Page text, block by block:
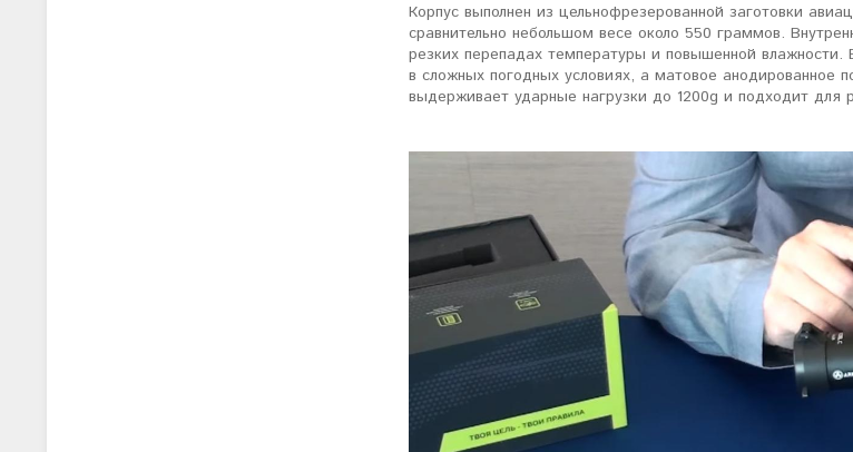
Корпус выполнен из цельнофрезерованной заготовки
сравнительно небольшом весе около 550 граммов.
резких перепадах температуры и повышенной
в сложных погодных условиях, а матовое анодированное
выдерживает ударные нагрузки до 1200g и подходит